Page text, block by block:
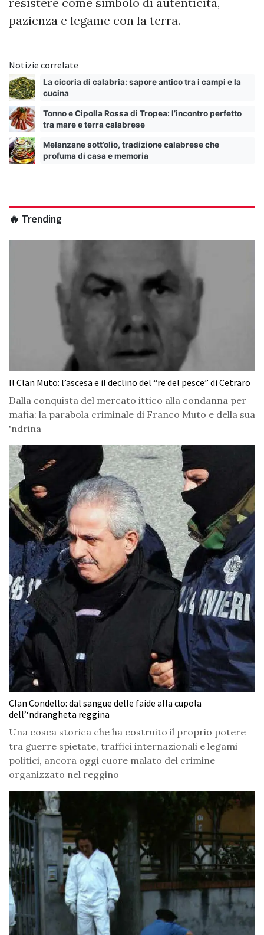
pazienza e legame con la terra.
Notizie correlate
La cicoria di calabria: sapore antico tra i campi e la
cucina
Tonno e Cipolla Rossa di Tropea: l’incontro perfetto
tra mare e terra calabrese
Melanzane sott’olio, tradizione calabrese che
profuma di casa e memoria
🔥 Trending
Il Clan Muto: l’ascesa e il declino del “re del pesce” di Cetraro
Dalla conquista del mercato ittico alla condanna per
mafia: la parabola criminale di Franco Muto e della sua
'ndrina
Clan Condello: dal sangue delle faide alla cupola
dell’‘ndrangheta reggina
Una cosca storica che ha costruito il proprio potere
tra guerre spietate, traffici internazionali e legami
politici, ancora oggi cuore malato del crimine
organizzato nel reggino